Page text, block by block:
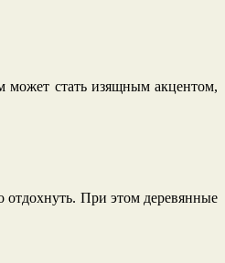
может стать изящным акцентом,
отдохнуть. При этом деревянные